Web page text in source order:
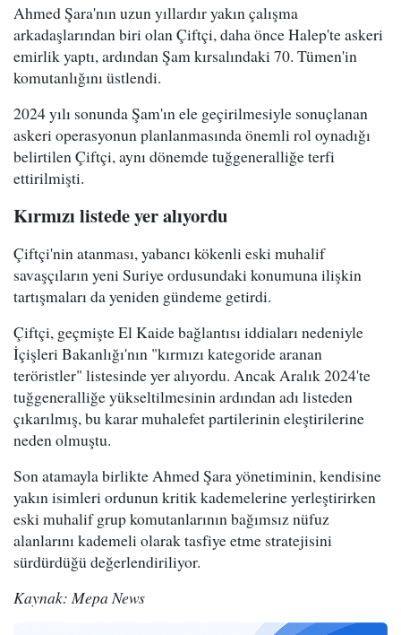
Ahmed Şara'nın uzun yıllardır yakın çalışma
arkadaşlarından biri olan Çiftçi, daha önce Halep'te askeri
emirlik yaptı, ardından Şam kırsalındaki 70. Tümen'in
komutanlığını üstlendi.
2024 yılı sonunda Şam'ın ele geçirilmesiyle sonuçlanan
askeri operasyonun planlanmasında önemli rol oynadığı
belirtilen Çiftçi, aynı dönemde tuğgeneralliğe terfi
ettirilmişti.
Kırmızı listede yer alıyordu
Çiftçi'nin atanması, yabancı kökenli eski muhalif
savaşçıların yeni Suriye ordusundaki konumuna ilişkin
tartışmaları da yeniden gündeme getirdi.
Çiftçi, geçmişte El Kaide bağlantısı iddiaları nedeniyle
İçişleri Bakanlığı'nın "kırmızı kategoride aranan
teröristler" listesinde yer alıyordu. Ancak Aralık 2024'te
tuğgeneralliğe yükseltilmesinin ardından adı listeden
çıkarılmış, bu karar muhalefet partilerinin eleştirilerine
neden olmuştu.
Son atamayla birlikte Ahmed Şara yönetiminin, kendisine
yakın isimleri ordunun kritik kademelerine yerleştirirken
eski muhalif grup komutanlarının bağımsız nüfuz
alanlarını kademeli olarak tasfiye etme stratejisini
sürdürdüğü değerlendiriliyor.
Kaynak: Mepa News